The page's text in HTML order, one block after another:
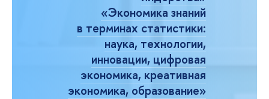
«Экономика знаний
в терминах статистики:
наука, технологии,
инновации, цифровая
экономика, креативная
экономика, образование»